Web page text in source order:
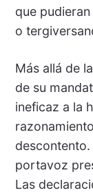
que
o
Más allá de
de su
ineficaz a la
portavoz
Las